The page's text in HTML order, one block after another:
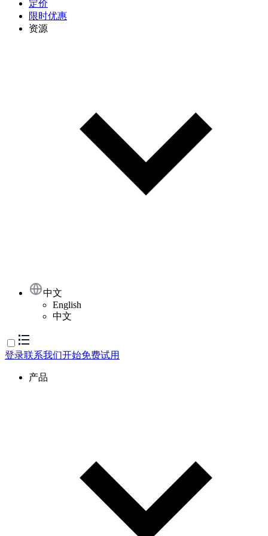
定价
限时优惠
资源
中文
English
中文
登录联系我们开始免费试用
产品